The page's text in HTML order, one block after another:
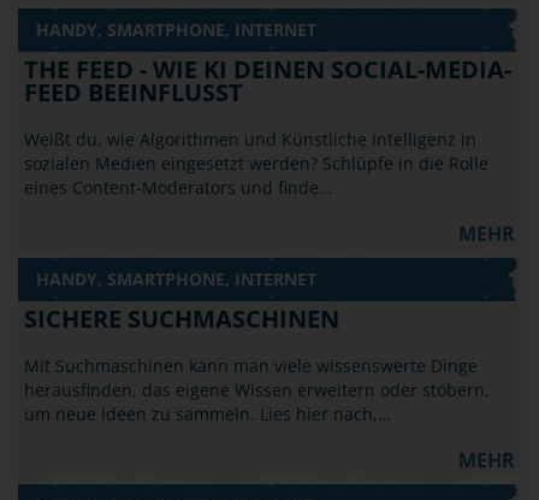
HANDY, SMARTPHONE, INTERNET
THE FEED - WIE KI DEINEN SOCIAL-MEDIA-
FEED BEEINFLUSST
Weißt du, wie Algorithmen und Künstliche Intelligenz in
sozialen Medien eingesetzt werden? Schlüpfe in die Rolle
eines Content-Moderators und finde…
MEHR
HANDY, SMARTPHONE, INTERNET
SICHERE SUCHMASCHINEN
Mit Suchmaschinen kann man viele wissenswerte Dinge
herausfinden, das eigene Wissen erweitern oder stöbern,
um neue Ideen zu sammeln. Lies hier nach,…
MEHR